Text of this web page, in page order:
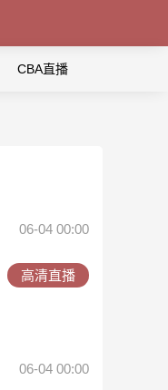
CBA直播
06-04 00:00
高清直播
06-04 00:00